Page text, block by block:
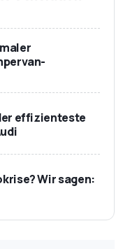
effizienteste
Wir sagen: